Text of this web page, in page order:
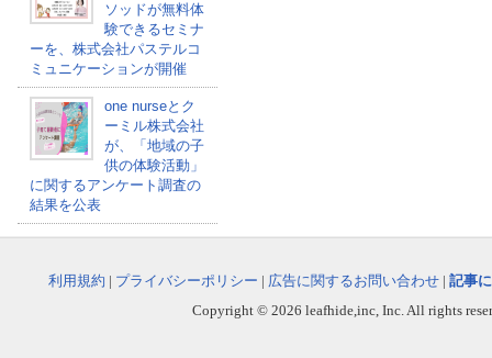
ソッドが無料体
験できるセミナ
ーを、株式会社パステルコ
ミュニケーションが開催
one nurseとク
ーミル株式会社
が、「地域の子
供の体験活動」
に関するアンケート調査の
結果を公表
利用規約 | プライバシーポリシー | 広告に関するお問い合わせ | 記事
Copyright © 2026 leafhide,inc, Inc. All rights